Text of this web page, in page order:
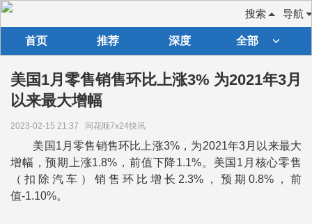
导航
搜索
首页 推荐 深度 全部
美国1月零售销售环比上涨3% 为2021年3月
以来最大增幅
2023-02-15 21:37 同花顺7x24快讯
美国1月零售销售环比上涨3%，为2021年3月以来最大
增幅，预期上涨1.8%，前值下降1.1%。美国1月核心零售
（扣除汽车）销售环比增长2.3%，预期0.8%，前
值-1.10%。